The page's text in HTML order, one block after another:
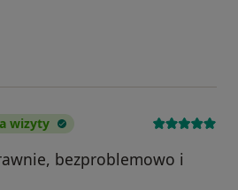
wizyty
bezproblemowo i